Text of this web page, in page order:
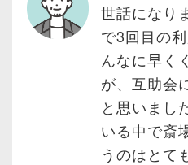
世話になり
で3回目の
んなに早く
が、互助会
と思いまし
いる中で斎
うのはとて